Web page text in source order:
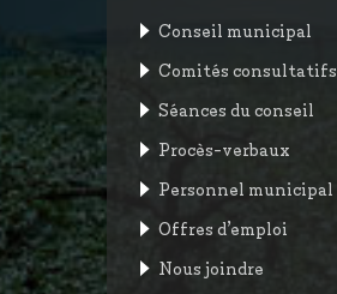
Conseil municipal
Comités consultatifs
Séances du conseil
Procès-verbaux
Personnel municipal
Offres d’emploi
Nous joindre